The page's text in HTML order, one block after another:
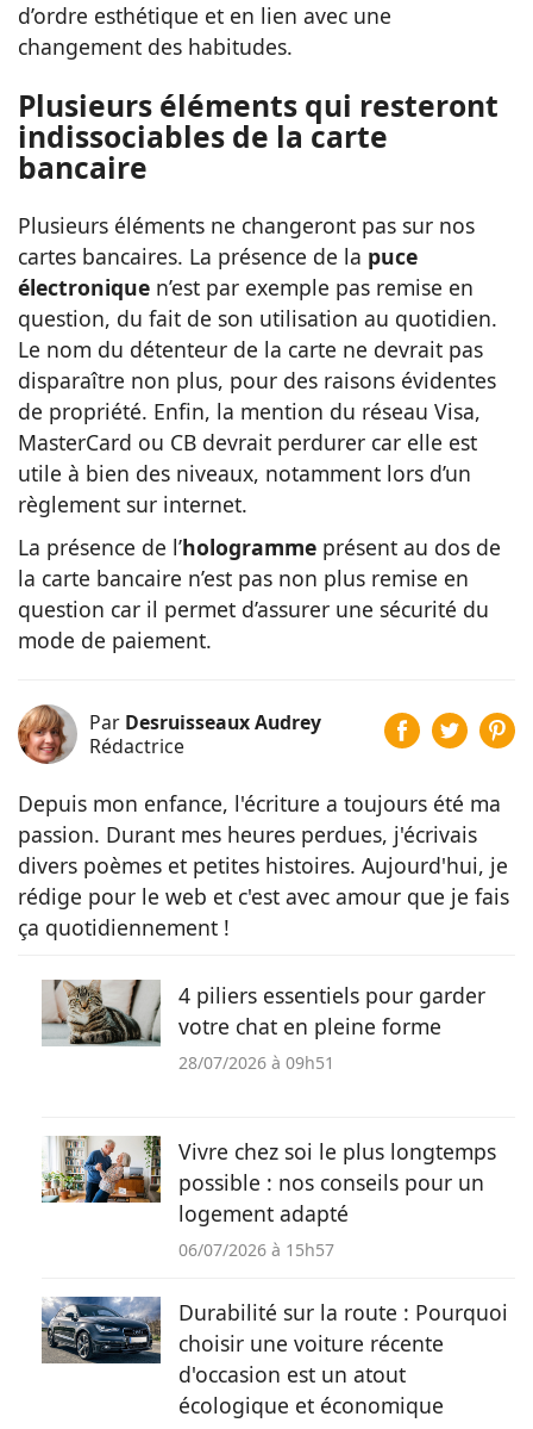
d’ordre esthétique et en lien avec une
changement des habitudes.
Plusieurs éléments qui resteront
indissociables de la carte
bancaire
Plusieurs éléments ne changeront pas sur nos
cartes bancaires. La présence de la puce
électronique n’est par exemple pas remise en
question, du fait de son utilisation au quotidien.
Le nom du détenteur de la carte ne devrait pas
disparaître non plus, pour des raisons évidentes
de propriété. Enfin, la mention du réseau Visa,
MasterCard ou CB devrait perdurer car elle est
utile à bien des niveaux, notamment lors d’un
règlement sur internet.
La présence de l’hologramme présent au dos de
la carte bancaire n’est pas non plus remise en
question car il permet d’assurer une sécurité du
mode de paiement.
Par Desruisseaux Audrey
Rédactrice
Depuis mon enfance, l'écriture a toujours été ma
passion. Durant mes heures perdues, j'écrivais
divers poèmes et petites histoires. Aujourd'hui, je
rédige pour le web et c'est avec amour que je fais
ça quotidiennement !
4 piliers essentiels pour garder
votre chat en pleine forme
28/07/2026 à 09h51
Vivre chez soi le plus longtemps
possible : nos conseils pour un
logement adapté
06/07/2026 à 15h57
Durabilité sur la route : Pourquoi
choisir une voiture récente
d'occasion est un atout
écologique et économique